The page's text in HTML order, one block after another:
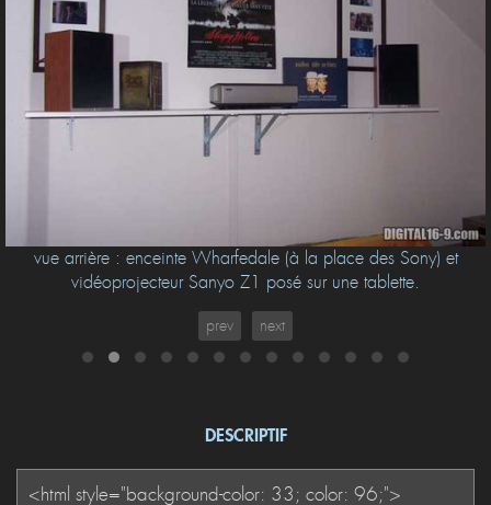
vue arrière : enceinte Wharfedale (à la place des Sony) et
vidéoprojecteur Sanyo Z1 posé sur une tablette.
prev next
DESCRIPTIF